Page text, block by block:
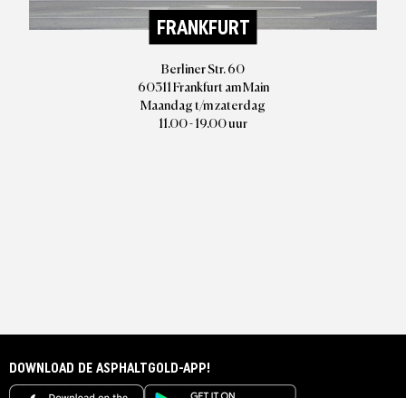
FRANKFURT
Berliner Str. 60
60311 Frankfurt am Main
Maandag t/m zaterdag
11.00 - 19.00 uur
DOWNLOAD DE ASPHALTGOLD-APP!